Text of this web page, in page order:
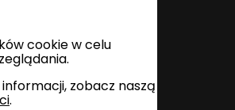
cookie w celu
zobacz naszą
.